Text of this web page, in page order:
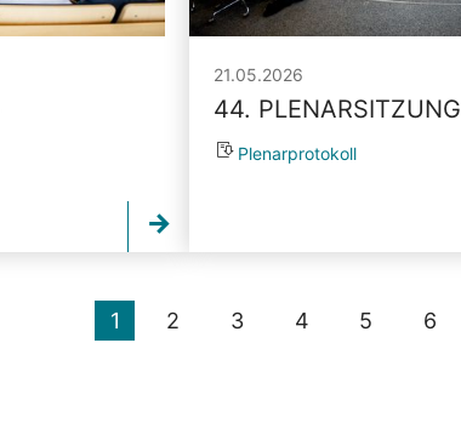
21.05.2026
44. PLENARSITZUNG
Plenarprotokoll
1 2 3 4 5 6